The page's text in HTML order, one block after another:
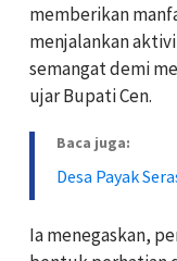
memberikan
menjalankan
semangat demi
ujar Bupati Cen.
Baca juga:
Desa Payak
Ia menegaskan,